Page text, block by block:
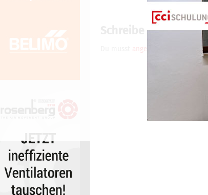
Schreibe einen
angemeldet sein, um